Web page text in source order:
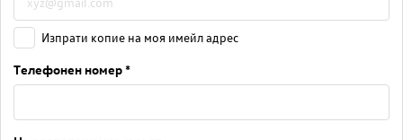
Изпрати копие на моя имейл адрес
Телефонен номер *